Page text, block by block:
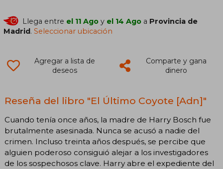
Llega entre el 11 Ago y el 14 Ago a Provincia de
Madrid.Seleccionar ubicación
Agregar a lista de
deseos
Comparte y gana
dinero
Reseña del libro "El Último Coyote [Adn]"
Cuando tenía once años, la madre de Harry Bosch fue
brutalmente asesinada. Nunca se acusó a nadie del
crimen. Incluso treinta años después, se percibe que
alguien poderoso consiguió alejar a los investigadores
de los sospechosos clave. Harry abre el expediente del